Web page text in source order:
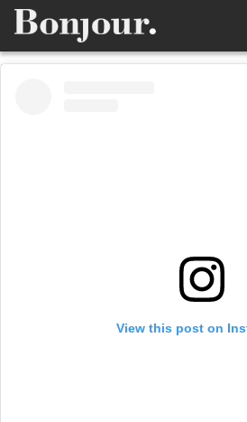
View this post on